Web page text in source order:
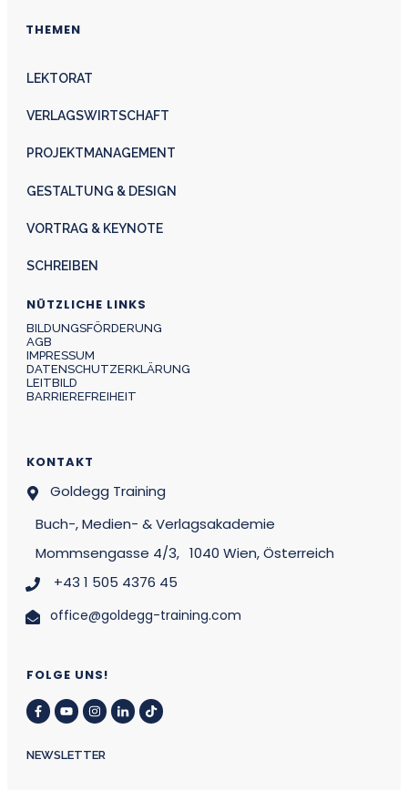
THEMEN
LEKTORAT
VERLAGSWIRTSCHAFT
PROJEKTMANAGEMENT
GESTALTUNG & DESIGN
VORTRAG & KEYNOTE
SCHREIBEN
NÜTZLICHE LINKS
BILDUNGSFÖRDERUNG
AGB
IMPRESSUM
DATENSCHUTZERKLÄRUNG
LEITBILD
BARRIEREFREIHEIT
KONTAKT
Goldegg Training
Buch-, Medien- & Verlagsakademie
Mommsengasse 4/3, 1040 Wien, Österreich
+43 1 505 4376 45
office@goldegg-training.com
FOLGE UNS!
NEWSLETTER